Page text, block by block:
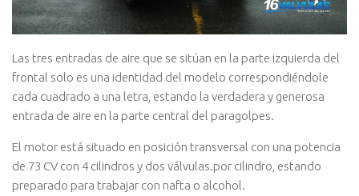
Las tres entradas de aire que se sitúan en la parte izquierda del
frontal solo es una identidad del modelo correspondiéndole
cada cuadrado a una letra, estando la verdadera y generosa
entrada de aire en la parte central del paragolpes.
El motor está situado en posición transversal con una potencia
de 73 CV con 4 cilindros y dos válvulas.por cilindro, estando
preparado para trabajar con nafta o alcohol.